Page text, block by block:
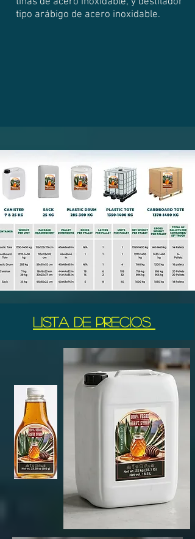
tipo arábigo de acero inoxidable.
Lista de precios